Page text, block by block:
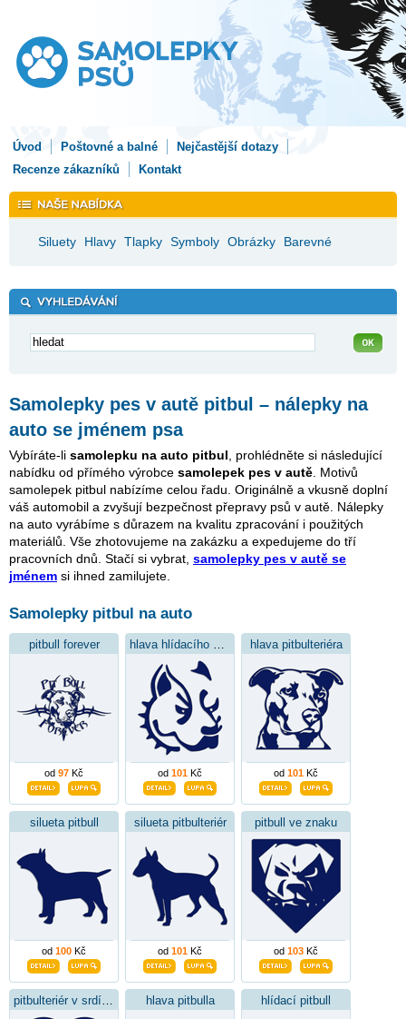
Úvod Poštovné a balné
Nejčastější dotazy
Recenze zákazníků
Kontakt
Siluety Hlavy Tlapky Symboly Obrázky Barevné
Samolepky pes v autě pitbul – nálepky na
auto se jménem psa
Vybíráte-li samolepku na auto pitbul , prohlédněte si následující
nabídku od přímého výrobce samolepek pes v autě . Motivů
samolepek pitbul nabízíme celou řadu. Originálně a vkusně doplní
váš automobil a zvyšují bezpečnost přepravy psů v autě. Nálepky
na auto vyrábíme s důrazem na kvalitu zpracování i použitých
materiálů. Vše zhotovujeme na zakázku a expedujeme do tří
pracovních dnů. Stačí si vybrat, samolepky pes v autě se
jménem si ihned zamilujete.
Samolepky pitbul na auto
pitbull forever
od 97 Kč
hlava hlídacího psa
od 101 Kč
hlava pitbulteriéra
od 101 Kč
silueta pitbull
od 100 Kč
silueta pitbulteriér
od 101 Kč
pitbull ve znaku
od 103 Kč
pitbulteriér v srdíčku hlava pitbulla hlídací pitbull